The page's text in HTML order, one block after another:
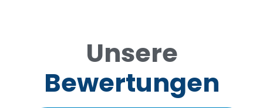
Unsere
Bewertungen